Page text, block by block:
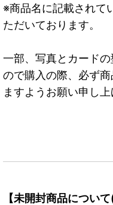
※商品名に記載されて
ただいております。
一部、写真とカード
ので購入の際、必ず
ますようお願い申し上
【未開封商品につい